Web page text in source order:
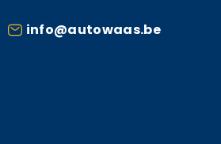
info@autowaas.be